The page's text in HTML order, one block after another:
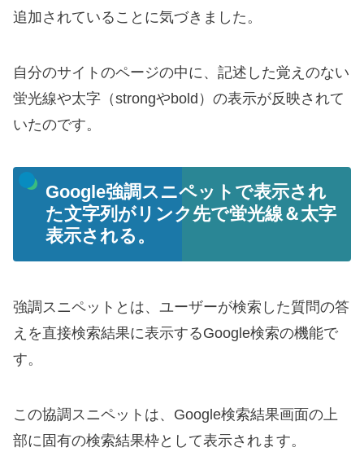
追加されていることに気づきました。
自分のサイトのページの中に、記述した覚えのない
蛍光線や太字（strongやbold）の表示が反映されて
いたのです。
Google強調スニペットで表示され
た文字列がリンク先で蛍光線＆太字
表示される。
強調スニペットとは、ユーザーが検索した質問の答
えを直接検索結果に表示するGoogle検索の機能で
す。
この協調スニペットは、Google検索結果画面の上
部に固有の検索結果枠として表示されます。